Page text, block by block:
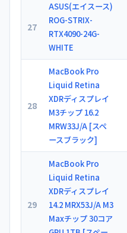
27
ASUS(エイスース)
ROG-STRIX-
RTX4090-24G-
WHITE
28
MacBook Pro
Liquid Retina
XDRディスプレイ
M3チップ 16.2
MRW33J/A [スペ
ースブラック]
29
MacBook Pro
Liquid Retina
XDRディスプレイ
14.2 MRX53J/A M3
Maxチップ 30コア